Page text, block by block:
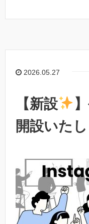
2026.05.27
【新設
開設いた